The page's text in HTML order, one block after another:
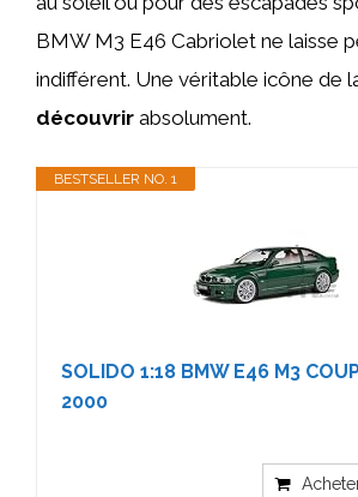
BMW M3 E46 Cabriolet ne laisse
indifférent. Une véritable icône de
découvrir absolument.
BESTSELLER NO. 1
SOLIDO 1:18 BMW E46 M3
2000